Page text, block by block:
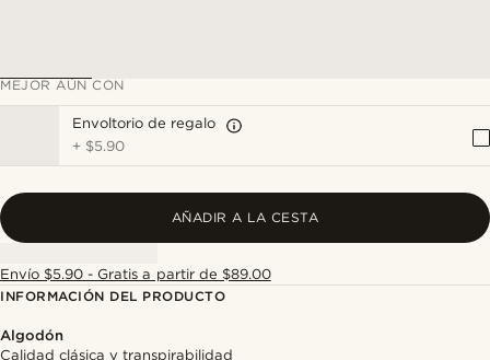
MEJOR AÚN CON
Envoltorio de regalo
+ $5.90
AÑADIR A LA CESTA
Envío $5.90 - Gratis a partir de $89.00
INFORMACIÓN DEL PRODUCTO
Algodón
Calidad clásica y transpirabilidad